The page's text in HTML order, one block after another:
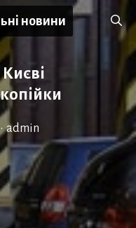
новини
• admin